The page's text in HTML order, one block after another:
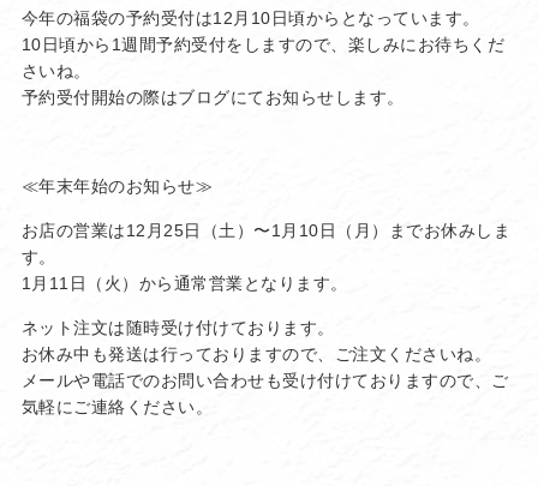
今年の福袋の予約受付は12月10日頃からとなっています。
10日頃から1週間予約受付をしますので、楽しみにお待ちくだ
さいね。
予約受付開始の際はブログにてお知らせします。
≪年末年始のお知らせ≫
お店の営業は12月25日（土）〜1月10日（月）までお休みしま
す。
1月11日（火）から通常営業となります。
ネット注文は随時受け付けております。
お休み中も発送は行っておりますので、ご注文くださいね。
メールや電話でのお問い合わせも受け付けておりますので、ご
気軽にご連絡ください。